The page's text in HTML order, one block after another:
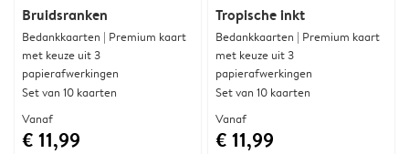
Bruidsranken
Bedankkaarten | Premium kaart
met keuze uit 3
papierafwerkingen
Set van 10 kaarten
Vanaf
€ 11,99
Tropische inkt
Bedankkaarten | Premium kaart
met keuze uit 3
papierafwerkingen
Set van 10 kaarten
Vanaf
€ 11,99